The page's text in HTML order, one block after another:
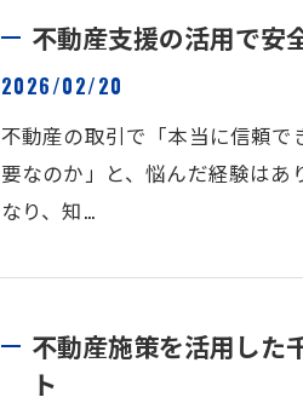
不動産支援の活用で安
2026/02/20
不動産の取引で「本当に信頼
要なのか」と、悩んだ経験は
なり、知…
不動産施策を活用した
ト